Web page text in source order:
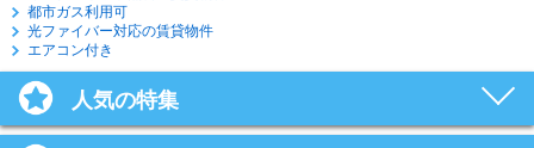
都市ガス利用可
光ファイバー対応の賃貸物件
エアコン付き
人気の特集